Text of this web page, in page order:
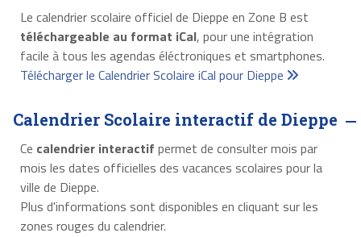
Le calendrier scolaire officiel de Dieppe en Zone B est
téléchargeable au format iCal, pour une intégration
facile à tous les agendas éléctroniques et smartphones.
Télécharger le Calendrier Scolaire iCal pour Dieppe
Calendrier Scolaire interactif de Dieppe
Ce calendrier interactif permet de consulter mois par
mois les dates officielles des vacances scolaires pour la
ville de Dieppe.
Plus d'informations sont disponibles en cliquant sur les
zones rouges du calendrier.